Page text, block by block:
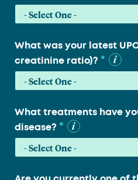
What was your latest
creatinine ratio)? *
What treatments have
disease? *